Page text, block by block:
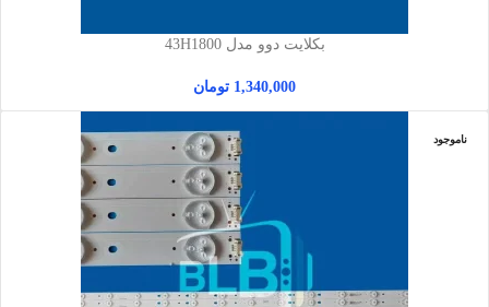
بکلایت دوو مدل 43H1800
1,340,000 تومان
ناموجود